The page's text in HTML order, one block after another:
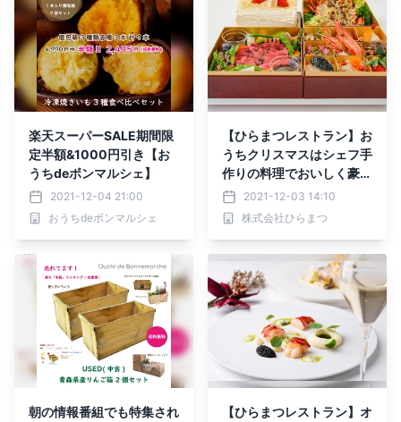
楽天スーパーSALE期間限
定半額&1000円引き【お
うちdeボンマルシェ】
2021-12-04 21:00
おうちdeボンマルシェ
【ひらまつレストラン】お
うちクリスマスはシェフ手
作りの料理でおいしく豪華
に ～期間限定テイクアウ
ト＆デリバリー～
2021-12-03 14:10
株式会社ひらまつ
朝の情報番組でも特集され
【ひらまつレストラン】オ